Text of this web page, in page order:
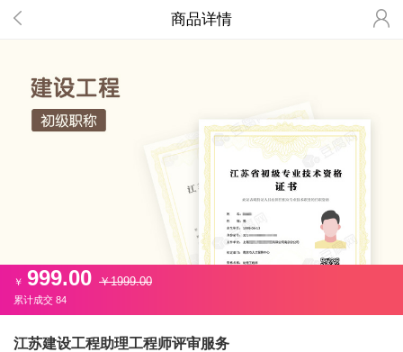
商品详情
￥ 999.00 ￥1999.00
累计成交 84
江苏建设工程助理工程师评审服务